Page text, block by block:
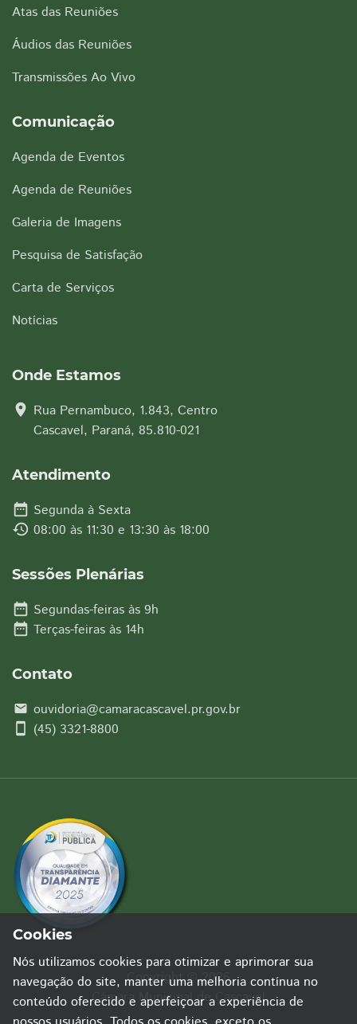
Atas das Reuniões
Áudios das Reuniões
Transmissões Ao Vivo
Comunicação
Agenda de Eventos
Agenda de Reuniões
Galeria de Imagens
Pesquisa de Satisfação
Carta de Serviços
Notícias
Onde Estamos
location_on Rua Pernambuco, 1.843, Centro
Cascavel, Paraná, 85.810-021
Atendimento
date_range Segunda à Sexta
history 08:00 às 11:30 e 13:30 às 18:00
Sessões Plenárias
date_range Segundas-feiras às 9h
date_range Terças-feiras às 14h
Contato
email ouvidoria@camaracascavel.pr.gov.br
smartphone (45) 3321-8800
Copyright © 2026
Câmara Municipal de Cascavel
Cookies
Nós utilizamos cookies para otimizar e aprimorar sua
navegação do site, manter uma melhoria contínua no
conteúdo oferecido e aperfeiçoar a experiência de